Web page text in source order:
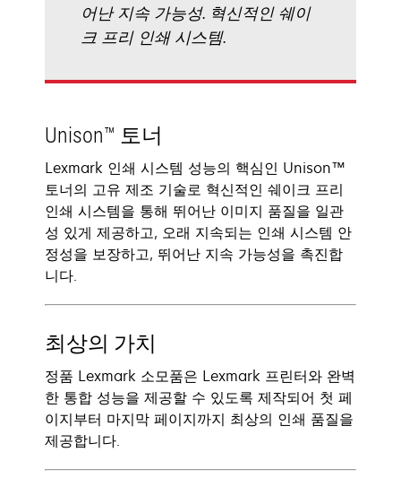
어난 지속 가능성. 혁신적인 쉐이
크 프리 인쇄 시스템.
Unison™ 토너
Lexmark 인쇄 시스템 성능의 핵심인 Unison™
토너의 고유 제조 기술로 혁신적인 쉐이크 프리
인쇄 시스템을 통해 뛰어난 이미지 품질을 일관
성 있게 제공하고, 오래 지속되는 인쇄 시스템 안
정성을 보장하고, 뛰어난 지속 가능성을 촉진합
니다.
최상의 가치
정품 Lexmark 소모품은 Lexmark 프린터와 완벽
한 통합 성능을 제공할 수 있도록 제작되어 첫 페
이지부터 마지막 페이지까지 최상의 인쇄 품질을
제공합니다.